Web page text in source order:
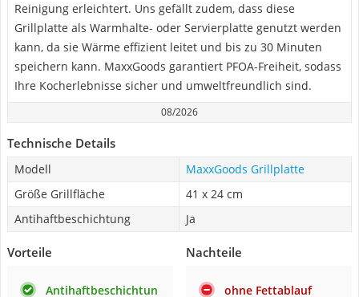
Reinigung erleichtert. Uns gefällt zudem, dass diese
Grillplatte als Warmhalte- oder Servierplatte genutzt werden
kann, da sie Wärme effizient leitet und bis zu 30 Minuten
speichern kann. MaxxGoods garantiert PFOA-Freiheit, sodass
Ihre Kocherlebnisse sicher und umweltfreundlich sind.
08/2026
Technische Details
Modell
MaxxGoods Grillplatte
Größe Grillfläche
41 x 24 cm
Antihaftbeschichtung
Ja
Vorteile
Antihaftbeschichtun
Nachteile
ohne Fettablauf